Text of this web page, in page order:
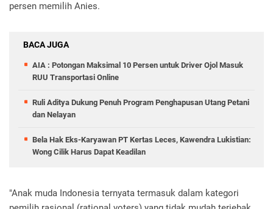
persen memilih Anies.
BACA JUGA
AIA : Potongan Maksimal 10 Persen untuk Driver Ojol Masuk
RUU Transportasi Online
Ruli Aditya Dukung Penuh Program Penghapusan Utang Petani
dan Nelayan
Bela Hak Eks-Karyawan PT Kertas Leces, Kawendra Lukistian:
Wong Cilik Harus Dapat Keadilan
"Anak muda Indonesia ternyata termasuk dalam kategori